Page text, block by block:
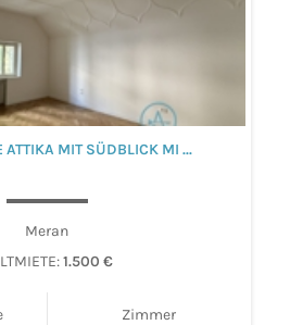
ATTIKA MIT SÜDBLICK MI ...
Meran
1.500 €
Zimmer